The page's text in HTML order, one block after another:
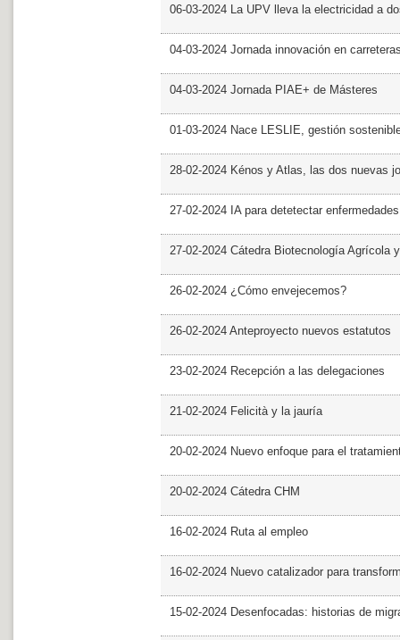
06-03-2024 La UPV lleva la electricidad a
04-03-2024 Jornada innovación en
04-03-2024 Jornada PIAE+ de Másteres
01-03-2024 Nace LESLIE, gestión
28-02-2024 Kénos y Atlas, las dos nuevas
27-02-2024 IA para detetectar
27-02-2024 Cátedra Biotecnología Agrícola
26-02-2024 ¿Cómo envejecemos?
26-02-2024 Anteproyecto nuevos estatutos
23-02-2024 Recepción a las delegaciones
21-02-2024 Felicità y la jauría
20-02-2024 Nuevo enfoque para el
20-02-2024 Cátedra CHM
16-02-2024 Ruta al empleo
16-02-2024 Nuevo catalizador para
15-02-2024 Desenfocadas: historias de